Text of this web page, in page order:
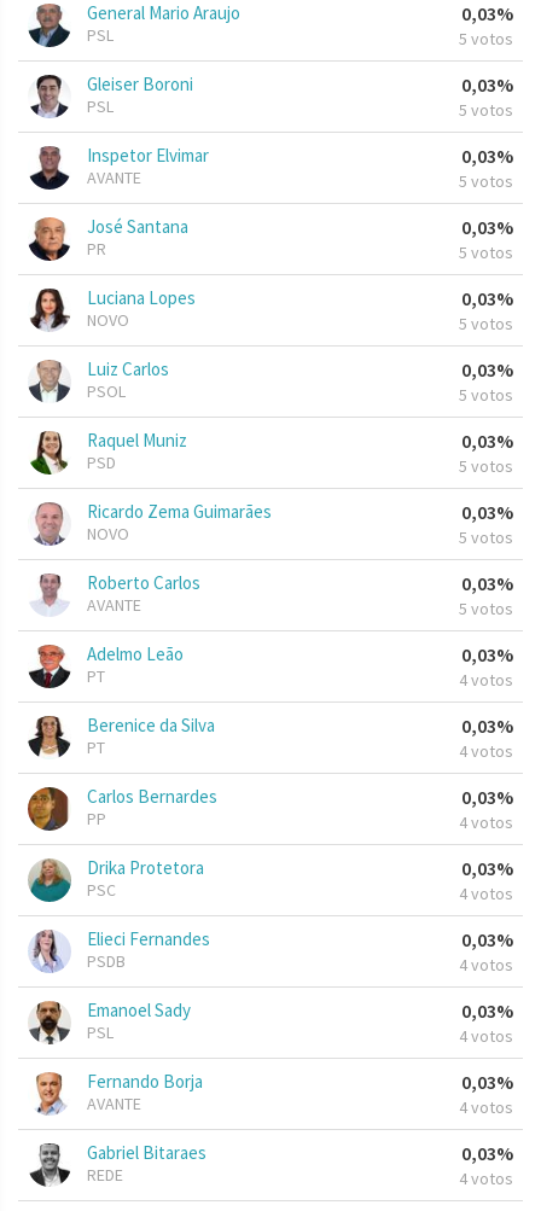
General Mario Araujo
PSL
0,03%
5 votos
Gleiser Boroni
PSL
0,03%
5 votos
Inspetor Elvimar
AVANTE
0,03%
5 votos
José Santana
PR
0,03%
5 votos
Luciana Lopes
NOVO
0,03%
5 votos
Luiz Carlos
PSOL
0,03%
5 votos
Raquel Muniz
PSD
0,03%
5 votos
Ricardo Zema Guimarães
NOVO
0,03%
5 votos
Roberto Carlos
AVANTE
0,03%
5 votos
Adelmo Leão
PT
0,03%
4 votos
Berenice da Silva
PT
0,03%
4 votos
Carlos Bernardes
PP
0,03%
4 votos
Drika Protetora
PSC
0,03%
4 votos
Elieci Fernandes
PSDB
0,03%
4 votos
Emanoel Sady
PSL
0,03%
4 votos
Fernando Borja
AVANTE
0,03%
4 votos
Gabriel Bitaraes
REDE
0,03%
4 votos